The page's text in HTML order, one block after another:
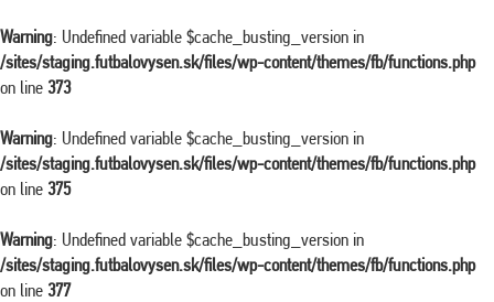
Warning: Undefined variable $cache_busting_version in
/sites/staging.futbalovysen.sk/files/wp-content/themes/fb/functions.php
on line 373
Warning: Undefined variable $cache_busting_version in
/sites/staging.futbalovysen.sk/files/wp-content/themes/fb/functions.php
on line 375
Warning: Undefined variable $cache_busting_version in
/sites/staging.futbalovysen.sk/files/wp-content/themes/fb/functions.php
on line 377